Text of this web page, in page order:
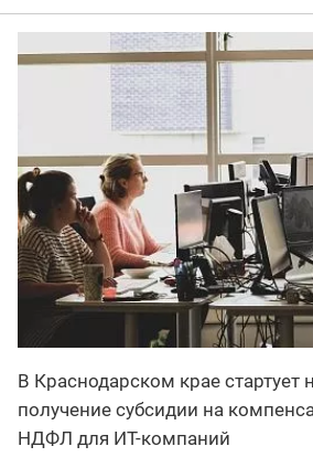
В Краснодарском крае стартует
получение субсидии на
НДФЛ для ИT-компаний